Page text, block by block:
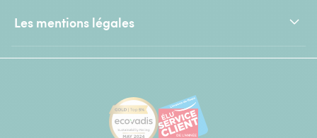
Les mentions légales